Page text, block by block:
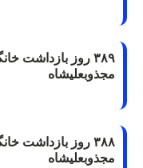
۳۸۹ روز بازداشت
مجذوبعلیشاه
۳۸۸ روز بازداشت
مجذوبعلیشاه